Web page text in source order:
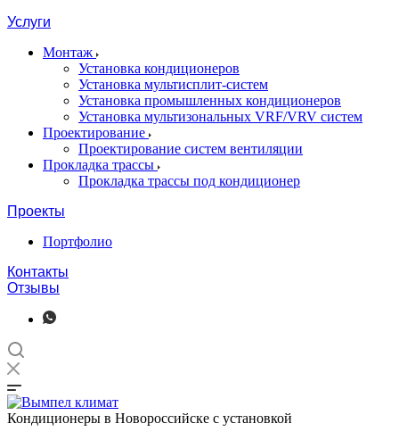
Услуги
Монтаж
Установка кондиционеров
Установка мультисплит-систем
Установка промышленных кондиционеров
Установка мультизональных VRF/VRV систем
Проектирование
Проектирование систем вентиляции
Прокладка трассы
Прокладка трассы под кондиционер
Проекты
Портфолио
Контакты
Отзывы
Кондиционеры в Новороссийске с установкой